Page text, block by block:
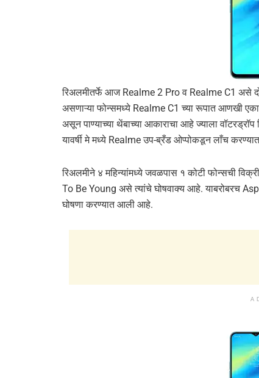
रिअलमीतर्फे आज Realme 2 Pro व Realme C1 असे
असणाऱ्या फोन्समध्ये Realme C1 च्या रूपात आणखी
असून पाण्याच्या थेंबाच्या आकाराचा आहे ज्याला
यावर्षी मे मध्ये Realme उप-ब्रँड ओप्पोकडून लाँच
रिअलमीने ४ महिन्यांमध्ये जवळपास १ कोटी फोन्सची
To Be Young असे त्यांचे घोषवाक्य आहे. याबरोबरच
घोषणा करण्यात आली आहे.